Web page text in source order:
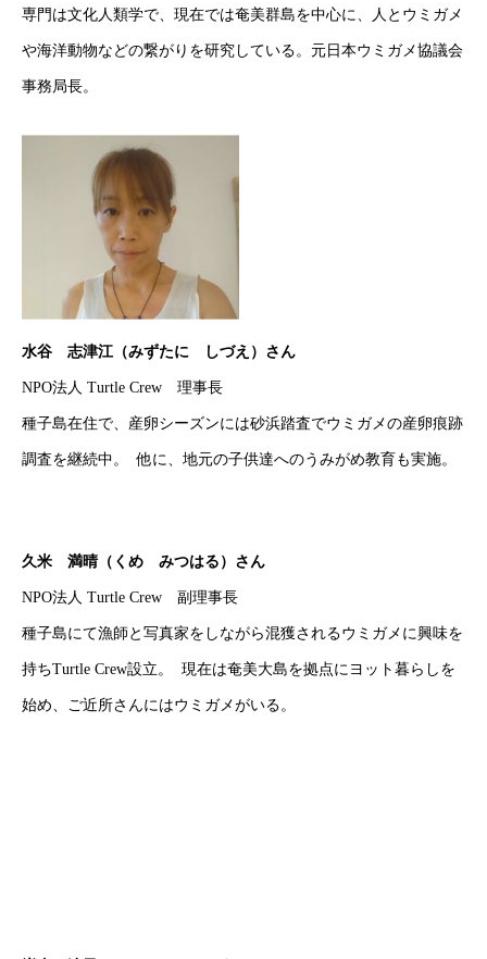
専門は文化人類学で、現在では奄美群島を中心に、人とウミガメ
や海洋動物などの繋がりを研究している。元日本ウミガメ協議会
事務局長。
水谷 志津江（みずたに しづえ）さん
NPO法人 Turtle Crew 理事長
種子島在住で、産卵シーズンには砂浜踏査でウミガメの産卵痕跡
調査を継続中。 他に、地元の子供達へのうみがめ教育も実施。
久米 満晴（くめ みつはる）さん
NPO法人 Turtle Crew 副理事長
種子島にて漁師と写真家をしながら混獲されるウミガメに興味を
持ちTurtle Crew設立。 現在は奄美大島を拠点にヨット暮らしを
始め、ご近所さんにはウミガメがいる。